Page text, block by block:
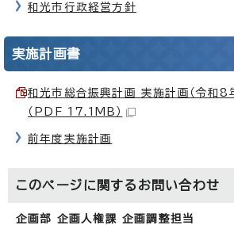
和光市行政経営方針
実施計画書
和光市総合振興計画 実施計画（令和8
（PDF 17.1MB）
前年度実施計画
このページに関する お問い合わせ
企画部 企画人権課 企画調整担当